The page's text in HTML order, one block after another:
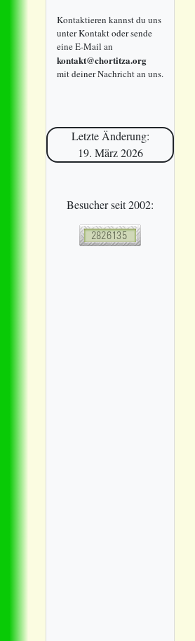
Kontaktieren kannst du uns
unter Kontakt oder sende
eine E-Mail an
kontakt@chortitza.org
mit deiner Nachricht an uns.
Letzte Änderung:
19. März 2026
Besucher seit 2002: